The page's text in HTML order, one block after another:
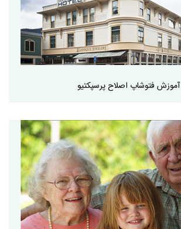
آموزش فتوشاپ اصلاح پرسپکتیو